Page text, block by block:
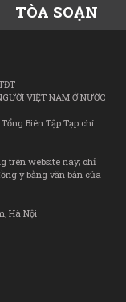
TÒA SOẠN
VIỆT NAM Ở NƯỚC
Tổng Biên Tập Tạp chí
trên website này; chỉ
ý bằng văn bản của
Hà Nội